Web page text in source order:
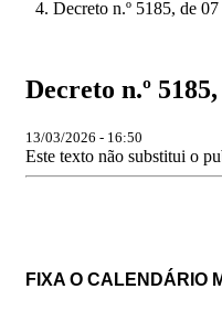
Decreto n.º 5185, de
Decreto n.º
13/03/2026 - 16:50
Este texto não substitui o
FIXA O CALENDÁRIO